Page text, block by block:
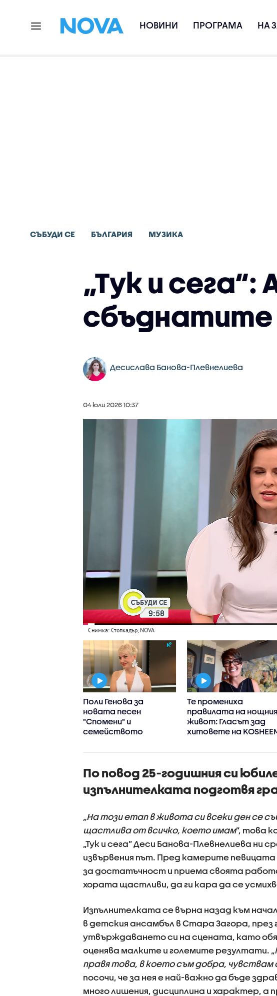
НОВИНИ ПРОГРАМА НА
СЪБУДИ СЕ БЪЛГАРИЯ МУЗИКА
„Тук и сега“:
Десислава Банова-Плевнелиева
04 юли 2026 10:37
Снимка: Стопкадър, NOVA
Поли Генова за
новата песен
"Спомени" и
семейството
Те промениха
правилата на нощния
живот: Гласът зад
хитовете на
По повод 25-годишния си
изпълнителката подготвя
„На този етап в живота си всеки ден се
щастлива от всичко, което имам”, това
„Тук и сега” Деси Банова-Плевнелиева ни
извървения път. Пред камерите
за достатъчност и приема своята
хората щастливи, да ги кара да се
Изпълнителката се върна назад към
в детския ансамбъл в Стара Загора, през
утвърждаването си на сцената, като
оценява малките и големите резултати. „
правя това, в което съм добра, чувствам
посочи, че за нея е най-важно да бъде
много лишения, дисциплина и характер, а